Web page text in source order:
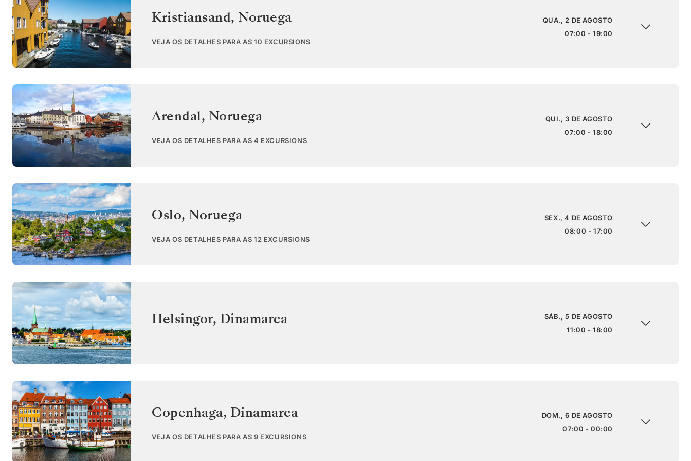
Kristiansand, Noruega
VEJA OS DETALHES PARA AS 10 EXCURSIONS
QUA., 2 DE AGOSTO
07:00 - 19:00
Arendal, Noruega
VEJA OS DETALHES PARA AS 4 EXCURSIONS
QUI., 3 DE AGOSTO
07:00 - 18:00
Oslo, Noruega
VEJA OS DETALHES PARA AS 12 EXCURSIONS
SEX., 4 DE AGOSTO
08:00 - 17:00
Helsingor, Dinamarca
SÁB., 5 DE AGOSTO
11:00 - 18:00
Copenhaga, Dinamarca
VEJA OS DETALHES PARA AS 9 EXCURSIONS
DOM., 6 DE AGOSTO
07:00 - 00:00